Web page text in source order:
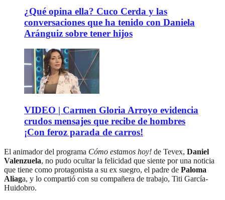
¿Qué opina ella? Cuco Cerda y las
conversaciones que ha tenido con Daniela
Aránguiz sobre tener hijos
VIDEO | Carmen Gloria Arroyo evidencia
crudos mensajes que recibe de hombres
¡Con feroz parada de carros!
El animador del programa Cómo estamos hoy! de Tevex, Daniel
Valenzuela, no pudo ocultar la felicidad que siente por una noticia
que tiene como protagonista a su ex suegro, el padre de Paloma
Aliaga, y lo compartió con su compañera de trabajo, Titi García-
Huidobro.